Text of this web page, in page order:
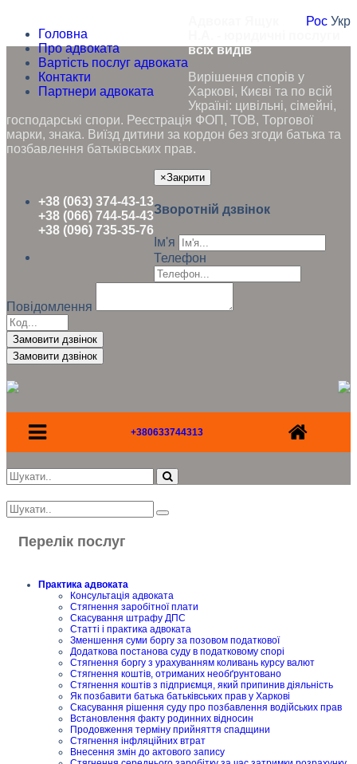
Головна
Про адвоката
Вартість послуг адвоката
Контакти
Партнери адвоката
Рос Укр
всіх видів
Вирішення спорів у
Харкові, Києві та по всій
Україні: цивільні, сімейні,
господарські спори. Реєстрація ФОП, ТОВ, Торгової
марки, знака. Виїзд дитини за кордон без згоди батька та
позбавлення батьківських прав.
+38 (063) 374-43-13
+38 (066) 744-54-43
+38 (096) 735-35-76
×Закрити
Зворотній дзвінок
Ім'я
Телефон
Повідомлення
Замовити дзвінок
+380633744313
Перелік послуг
Практика адвоката
Консультація адвоката
Стягнення заробітної плати
Скасування штрафу ДПС
Статті і практика адвоката
Зменшення суми боргу за позовом податкової
Додаткова постанова суду в податковому спорі
Стягнення боргу з урахуванням коливань курсу валют
Стягнення коштів, отриманих необґрунтовано
Стягнення коштів з підприємця, який припинив діяльність
Як позбавити батька батьківських прав у Харкові
Скасування рішення суду про позбавлення водійських прав
Встановлення факту родинних відносин
Продовження терміну прийняття спадщини
Стягнення інфляційних втрат
Внесення змін до актового запису